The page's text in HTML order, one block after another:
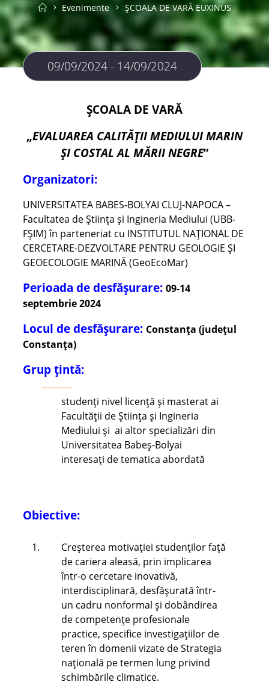
HomeEvenimente ȘCOALA DE VARĂ EUXINUS
09/09/2024 - 14/09/2024
ȘCOALA DE VARĂ
„EVALUAREA CALITĂȚII MEDIULUI MARIN
ȘI COSTAL AL MĂRII NEGRE”
Organizatori:
UNIVERSITATEA BABES-BOLYAI CLUJ-NAPOCA –
Facultatea de Știința și Ingineria Mediului (UBB-
FȘIM) în parteneriat cu INSTITUTUL NAȚIONAL DE
CERCETARE-DEZVOLTARE PENTRU GEOLOGIE ȘI
GEOECOLOGIE MARINĂ (GeoEcoMar)
Perioada de desfășurare: 09-14
septembrie 2024
Locul de desfășurare: Constanța (județul
Constanța)
Grup țintă:
studenți nivel licență și masterat ai
Facultății de Știința și Ingineria
Mediului și ai altor specializări din
Universitatea Babeș-Bolyai
interesați de tematica abordată
Obiective:
Creșterea motivației studenților față
de cariera aleasă, prin implicarea
într-o cercetare inovativă,
interdisciplinară, desfășurată într-
un cadru nonformal și dobândirea
de competențe profesionale
practice, specifice investigațiilor de
teren în domenii vizate de Strategia
națională pe termen lung privind
schimbările climatice.